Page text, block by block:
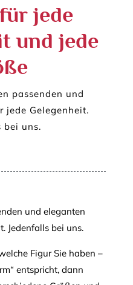
jede
und jede
passenden und
jede Gelegenheit.
bei uns.
und eleganten
Jedenfalls bei uns.
Figur Sie haben –
entspricht, dann